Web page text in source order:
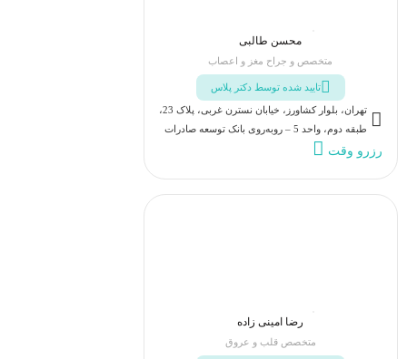
محسن طالبی
متخصص و جراح مغز و اعصاب
تایید شده توسط دکتر پلاس
تهران، بلوار کشاورز، خیابان نسترن غربی، پلاک 23،
طبقه دوم، واحد 5 – روبه‌روی بانک توسعه صادرات
رزرو وقت
رضا امینی زاده
متخصص قلب و عروق